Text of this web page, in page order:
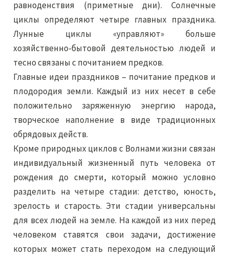
равноденствия (приметные дни). Солнечные
циклы определяют четыре главных праздника.
Лунные циклы «управляют» больше
хозяйственно-бытовой деятельностью людей и
тесно связаны с почитанием предков.
Главные идеи праздников – почитание предков и
плодородия земли. Каждый из них несет в себе
положительно заряженную энергию народа,
творческое наполнение в виде традиционных
обрядовых действ.
Кроме природных циклов с Волнами жизни связан
индивидуальный жизненный путь человека от
рождения до смерти, который можно условно
разделить на четыре стадии: детство, юность,
зрелость и старость. Эти стадии универсальны
для всех людей на земле. На каждой из них перед
человеком ставятся свои задачи, достижение
которых может стать переходом на следующий